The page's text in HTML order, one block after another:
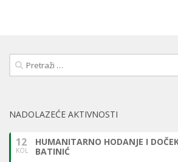
Pretraži:
NADOLAZEĆE AKTIVNOSTI
12
KOL
HUMANITARNO HODANJE I
BATINIĆ